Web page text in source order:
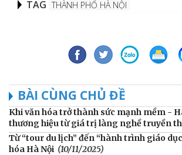
TAG THÀNH PHỐ HÀ NỘI
BÀI CÙNG CHỦ ĐỀ
Khi văn hóa trở thành sức mạnh mềm -
thương hiệu từ giá trị làng nghề truyền
Từ “tour du lịch” đến “hành trình giáo
hóa Hà Nội (10/11/2025)